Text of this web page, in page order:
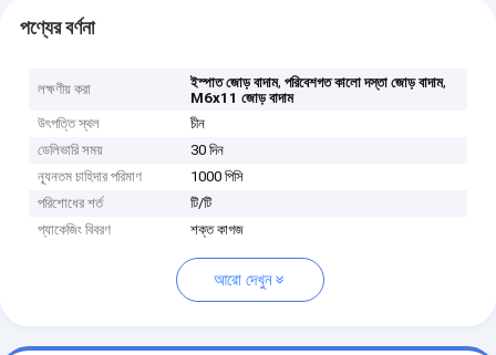
পণ্যের বর্ণনা
লক্ষণীয় করা ইস্পাত জোড় বাদাম,পরিবেশগত কালো দস্তা জোড় বাদাম,
M6x11 জোড় বাদাম
উৎপত্তি স্থল
চীন
ডেলিভারি সময়
30 দিন
ন্যূনতম চাহিদার পরিমাণ
1000 পিসি
পরিশোধের শর্ত
টি/টি
প্যাকেজিং বিবরণ
শক্ত কাগজ
আরো দেখুন